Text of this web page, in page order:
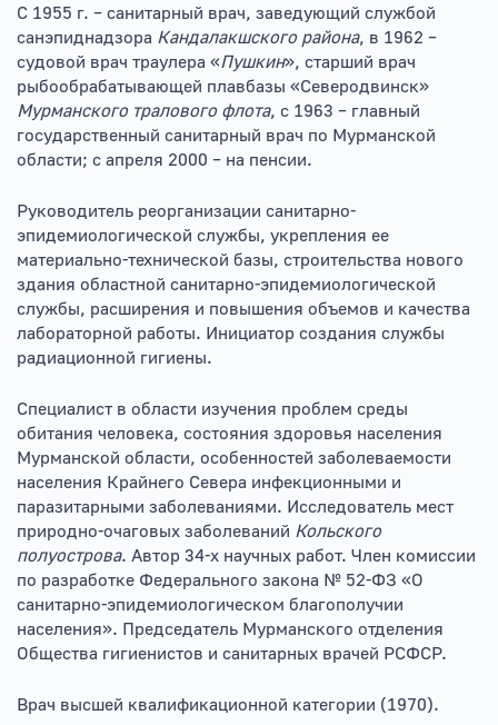
С 1955 г. – санитарный врач, заведующий службой
санэпиднадзора Кандалакшского района, в 1962 –
судовой врач траулера «Пушкин», старший врач
рыбообрабатывающей плавбазы «Северодвинск»
Мурманского тралового флота, с 1963 – главный
государственный санитарный врач по Мурманской
области; с апреля 2000 – на пенсии.
Руководитель реорганизации санитарно-
эпидемиологической службы, укрепления ее
материально-технической базы, строительства нового
здания областной санитарно-эпидемиологической
службы, расширения и повышения объемов и качества
лабораторной работы. Инициатор создания службы
радиационной гигиены.
Специалист в области изучения проблем среды
обитания человека, состояния здоровья населения
Мурманской области, особенностей заболеваемости
населения Крайнего Севера инфекционными и
паразитарными заболеваниями. Исследователь мест
природно-очаговых заболеваний Кольского
полуострова. Автор 34-х научных работ. Член комиссии
по разработке Федерального закона № 52-ФЗ «О
санитарно-эпидемиологическом благополучии
населения». Председатель Мурманского отделения
Общества гигиенистов и санитарных врачей РСФСР.
Врач высшей квалификационной категории (1970).